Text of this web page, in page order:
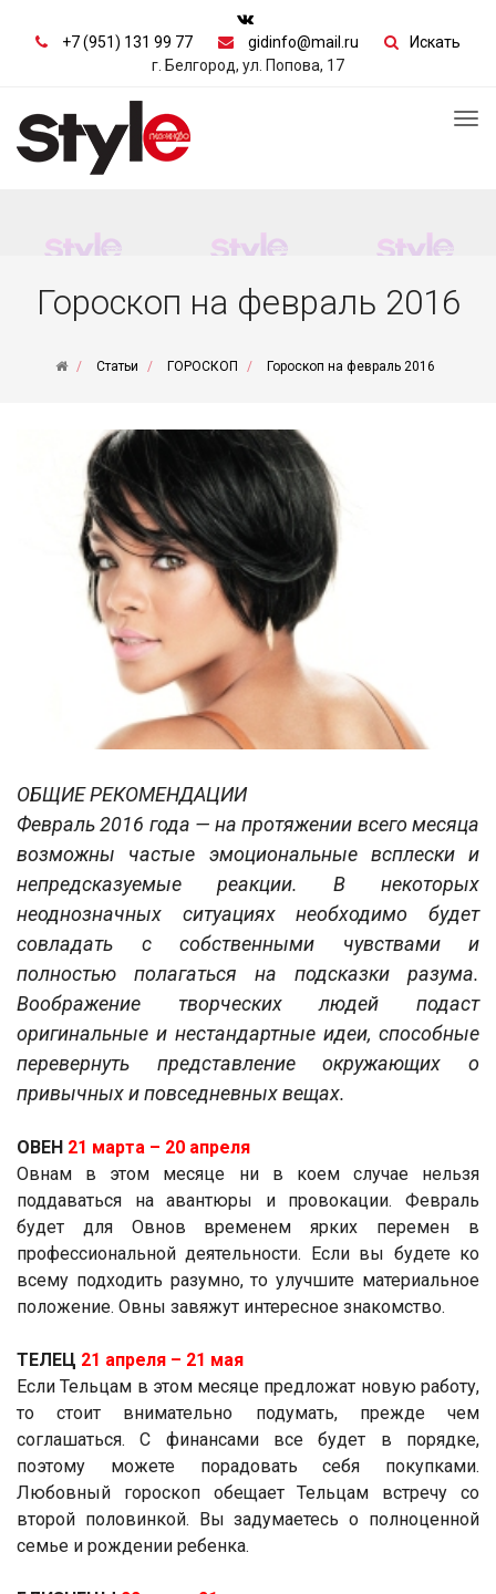
+7 (951) 131 99 77 gidinfo@mail.ru
Искать
г. Белгород, ул. Попова, 17
Гороскоп на февраль 2016
Статьи ГОРОСКОП Гороскоп на февраль 2016
ОБЩИЕ РЕКОМЕНДАЦИИ
Февраль 2016 года — на протяжении всего месяца
возможны частые эмоциональные всплески и
непредсказуемые реакции. В некоторых
неоднозначных ситуациях необходимо будет
совладать с собственными чувствами и
полностью полагаться на подсказки разума.
Воображение творческих людей подаст
оригинальные и нестандартные идеи, способные
перевернуть представление окружающих о
привычных и повседневных вещах.
ОВЕН 21 марта ­– 20 апреля
Овнам в этом месяце ни в коем случае нельзя
поддаваться на авантюры и провокации. Февраль
будет для Овнов временем ярких перемен в
профессиональной деятельности. Если вы будете ко
всему подходить разумно, то улучшите материальное
положение. Овны завяжут интересное знакомство.
ТЕЛЕЦ 21 апреля ­– 21 мая
Если Тельцам в этом месяце предложат новую работу,
то стоит внимательно подумать, прежде чем
соглашаться. С финансами все будет в порядке,
поэтому можете порадовать себя покупками.
Любовный гороскоп обещает Тельцам встречу со
второй половинкой. Вы задумаетесь о полноценной
семье и рождении ребенка.